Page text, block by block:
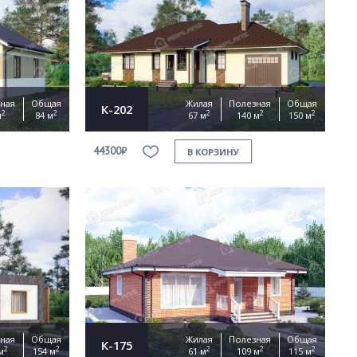
2
Общая
84 м2 К-202
Жилая
67 м2
Полезная
140 м2
Общая
150 м2
44300₽ В КОРЗИНУ
2
Общая
154 м2 К-175
Жилая
61 м2
Полезная
109 м2
Общая
115 м2